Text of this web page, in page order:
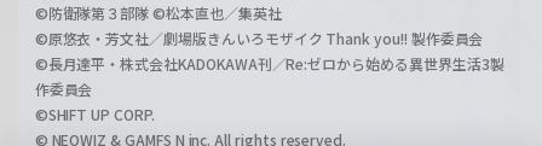
©防衛隊第３部隊 ©松本直也／集英社
©原悠衣・芳文社／劇場版きんいろモザイク Thank you!! 製作委員会
©長月達平・株式会社KADOKAWA刊／Re:ゼロから始める異世界生活3製
作委員会
©SHIFT UP CORP.
© NEOWIZ & GAMFS N inc. All rights reserved.